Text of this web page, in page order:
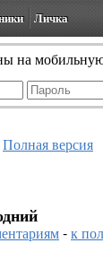
Личка
на
Полная версия
-к